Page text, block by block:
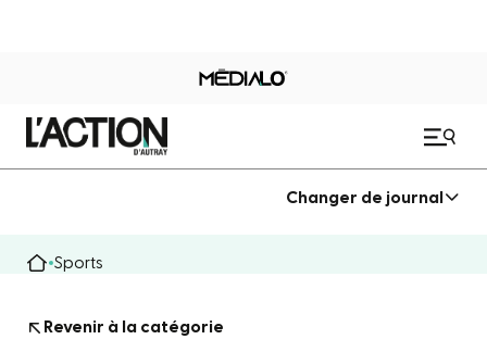
Changer de journal
Sports
Revenir à la catégorie